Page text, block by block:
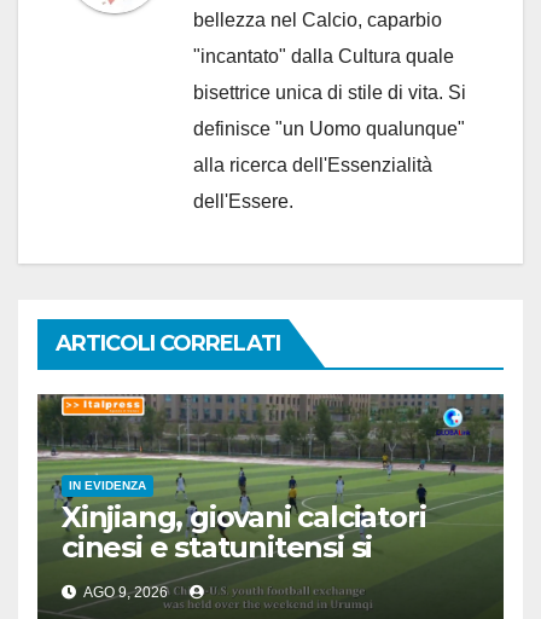
bellezza nel Calcio, caparbio
"incantato" dalla Cultura quale
bisettrice unica di stile di vita. Si
definisce "un Uomo qualunque"
alla ricerca dell'Essenzialità
dell'Essere.
ARTICOLI CORRELATI
IN EVIDENZA
Xinjiang, giovani calciatori
cinesi e statunitensi si
incontrano grazie a sport
AGO 9, 2026